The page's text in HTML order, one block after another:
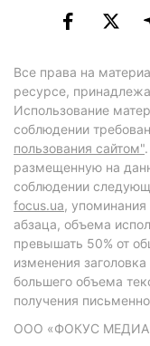
Все права на
ресурсе,
Использование
соблюдении
пользования сайтом"
размещенную на
соблюдении
focus.ua,
абзаца, объема
превышать 50% от
изменения
большего объема
получения
ООО «ФОКУС